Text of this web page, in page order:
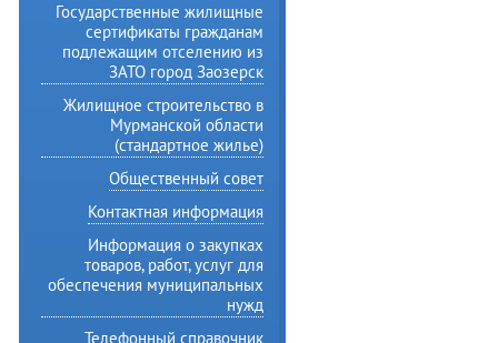
Государственные жилищные
сертификаты гражданам
подлежащим отселению из
ЗАТО город Заозерск
Жилищное строительство в
Мурманской области
(стандартное жилье)
Общественный совет
Контактная информация
Информация о закупках
товаров, работ, услуг для
обеспечения муниципальных
нужд
Телефонный справочник